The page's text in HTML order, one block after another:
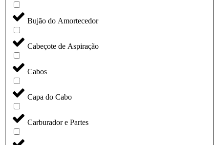
Bujão do Amortecedor
Cabeçote de Aspiração
Cabos
Capa do Cabo
Carburador e Partes